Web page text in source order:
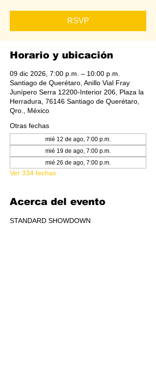
RSVP
Horario y ubicación
09 dic 2026, 7:00 p.m. – 10:00 p.m.
Santiago de Querétaro, Anillo Vial Fray
Junípero Serra 12200-Interior 206, Plaza la
Herradura, 76146 Santiago de Querétaro,
Qro., México
Otras fechas
mié 12 de ago, 7:00 p.m.
mié 19 de ago, 7:00 p.m.
mié 26 de ago, 7:00 p.m.
Ver 334 fechas
Acerca del evento
STANDARD SHOWDOWN